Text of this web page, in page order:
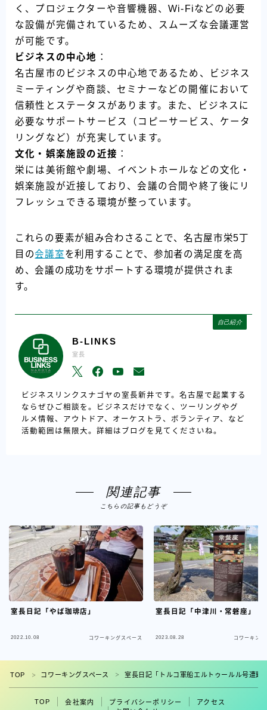
く、プロジェクターや音響機器、Wi-Fiなどの必要
な設備が完備されているため、スムーズな会議運営
が可能です。
ビジネスの中心地 ：
名古屋市のビジネスの中心地であるため、ビジネス
ミーティングや商談、セミナーなどの開催において
信頼性とステータスがあります。また、ビジネスに
必要なサポートサービス（コピーサービス、ケータ
リングなど）が充実しています。
文化・娯楽施設の近接 ：
栄には美術館や劇場、イベントホールなどの文化・
娯楽施設が近接しており、会議の合間や終了後にリ
フレッシュできる環境が整っています。
これらの要素が組み合わさることで、名古屋市栄5丁
目の会議室を利用することで、参加者の満足度を高
め、会議の成功をサポートする環境が提供されま
す。
自己紹介
B-LINKS
室長
ビジネスリンクスナゴヤの室長新井です。名古屋で起業する
ならぜひご相談を。ビジネスだけでなく、ツーリングやグ
ルメ情報、アウトドア、オーケストラ、ボランティア、など
活動範囲は無限大。詳細はブログを見てくださいね。
関連記事
こちらの記事もどうぞ
室長日記「やば珈琲店」
2022.10.08 コワーキングスペース
室長日記「中津川・常磐座」
2023.08.28 コワーキング
TOP ＞ コワーキングスペース ＞ 室長日記「トルコ軍船エルトゥールル号遭難
TOP 会社案内 プライバシーポリシー
アクセス